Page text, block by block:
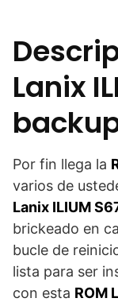
Lanix
Por fin llega la
varios de
Lanix ILIUM
brickeado en
bucle de
lista para ser
con esta ROM